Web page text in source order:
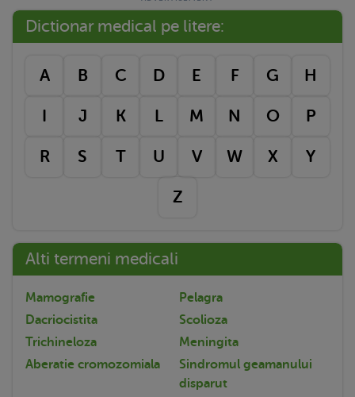
Dictionar medical pe litere:
A B C D E F G H
I J K L M N O P
R S T U V W X Y
Z
Alti termeni medicali
Mamografie
Pelagra
Dacriocistita
Scolioza
Trichineloza
Meningita
Aberatie cromozomiala
Sindromul geamanului
disparut